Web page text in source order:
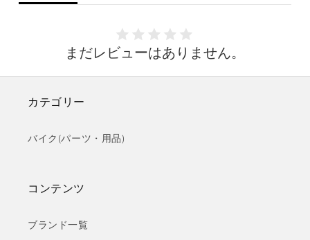
まだレビューはありません。
カテゴリー
バイク(パーツ・用品)
コンテンツ
ブランド一覧